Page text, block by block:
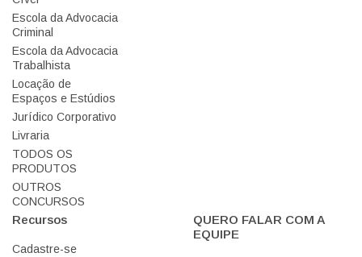
Escola da Advocacia
Criminal
Escola da Advocacia
Trabalhista
Locação de
Espaços e Estúdios
Jurídico Corporativo
Livraria
TODOS OS
PRODUTOS
OUTROS
CONCURSOS
Recursos
Cadastre-se
QUERO FALAR COM A
EQUIPE